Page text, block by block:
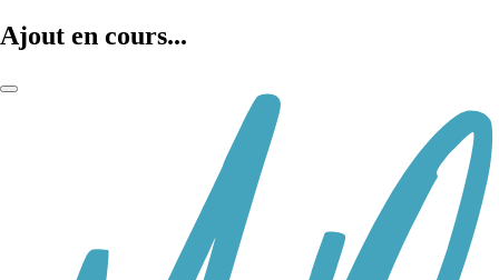
Ajout en cours...